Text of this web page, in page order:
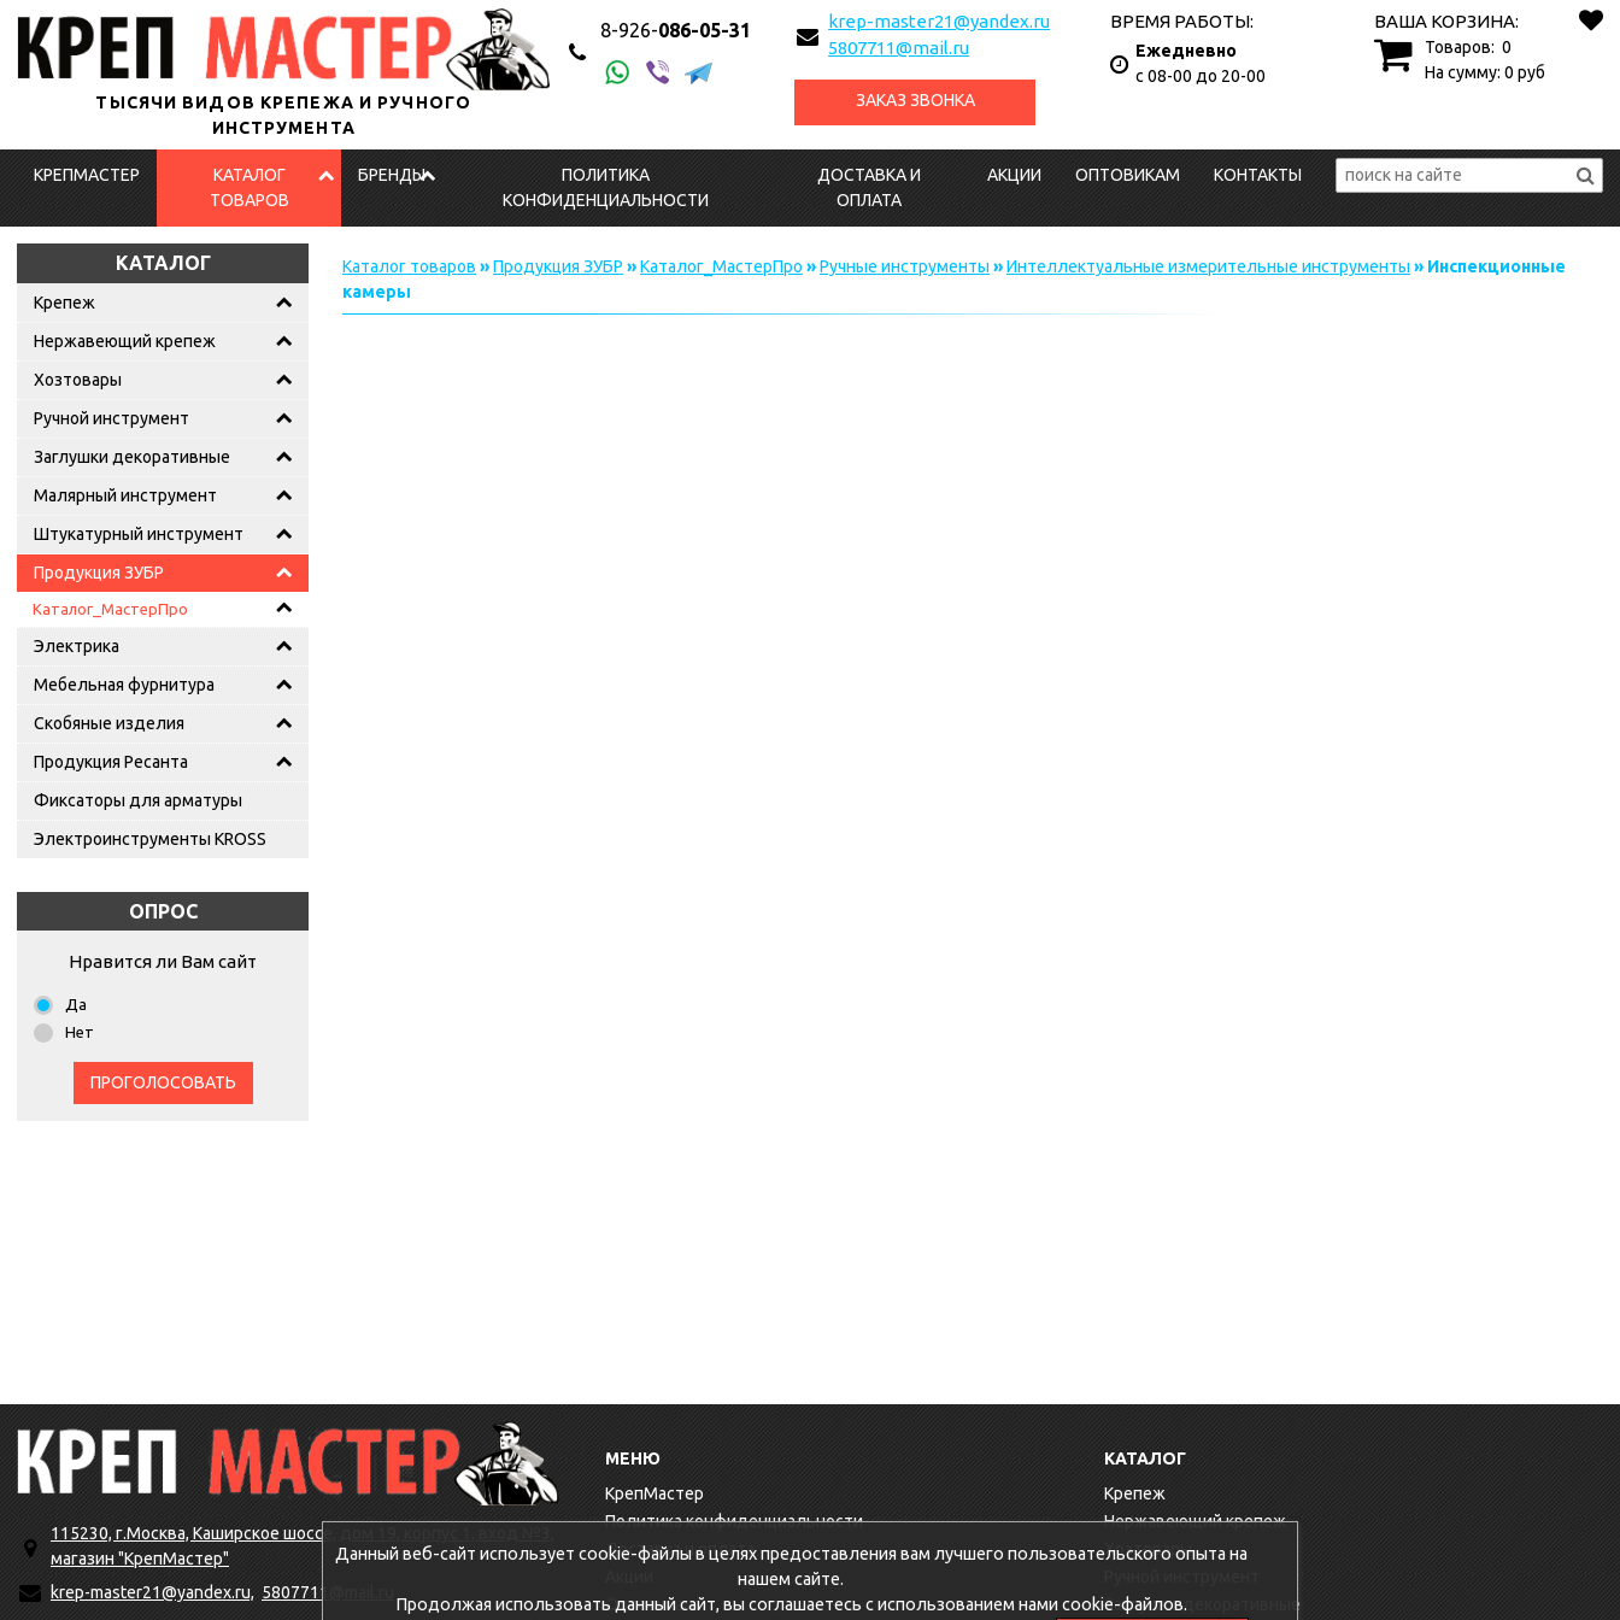
ТЫСЯЧИ ВИДОВ КРЕПЕЖА И РУЧНОГО
ИНСТРУМЕНТА
8-926-086-05-31
krep-master21@yandex.ru
5807711@mail.ru
ЗАКАЗ ЗВОНКА
ВРЕМЯ РАБОТЫ:
Ежедневно
с 08-00 до 20-00
ВАША КОРЗИНА:
Товаров: 0
На сумму: 0 руб
КРЕПМАСТЕР
КАТАЛОГ
ТОВАРОВ
БРЕНДЫ
ПОЛИТИКА
КОНФИДЕНЦИАЛЬНОСТИ
ДОСТАВКА И
ОПЛАТА
АКЦИИ ОПТОВИКАМ КОНТАКТЫ
КАТАЛОГ
Крепеж
Нержавеющий крепеж
Хозтовары
Ручной инструмент
Заглушки декоративные
Малярный инструмент
Штукатурный инструмент
Продукция ЗУБР
Каталог_МастерПро
Электрика
Мебельная фурнитура
Скобяные изделия
Продукция Ресанта
Фиксаторы для арматуры
Электроинструменты KROSS
ОПРОС
Нравится ли Вам сайт
Да
Нет
ПРОГОЛОСОВАТЬ
Каталог товаров »Продукция ЗУБР »Каталог_МастерПро »Ручные инструменты »Интеллектуальные измерительные инструменты » Инспекционные
камеры
115230, г.Москва, Каширское шоссе, дом 19, корпус 1, вход №3,
магазин "КрепМастер"
krep-master21@yandex.ru, 5807711@mail.ru
МЕНЮ
КрепМастер
Политика конфиденциальности
Доставка и оплата
Оптовикам
КАТАЛОГ
Крепеж
Нержавеющий крепеж
Хозтовары
Заглушки декоративные
Данный веб-сайт использует cookie-файлы в целях предоставления вам лучшего пользовательского опыта на
нашем сайте.
Продолжая использовать данный сайт, вы соглашаетесь с использованием нами cookie-файлов.